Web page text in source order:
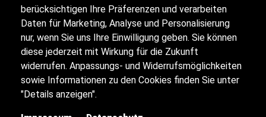
berücksichtigen Ihre Präferenzen und verarbeiten
Daten für Marketing, Analyse und Personalisierung
nur, wenn Sie uns Ihre Einwilligung geben. Sie können
diese jederzeit mit Wirkung für die Zukunft
widerrufen. Anpassungs- und Widerrufsmöglichkeiten
sowie Informationen zu den Cookies finden Sie unter
"Details anzeigen".
Impressum
Datenschutz
Sitemap